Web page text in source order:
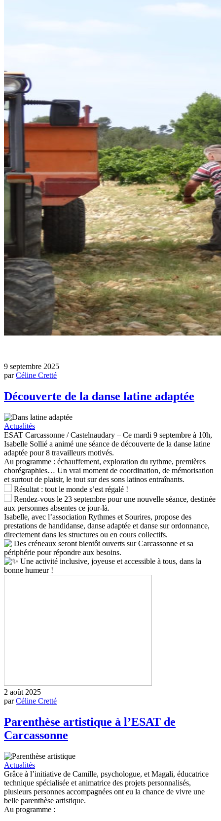
9 septembre 2025
parCéline Cretté
Découverte de la danse latine adaptée
Actualités
ESAT Carcassonne / Castelnaudary – Ce mardi 9 septembre à 10h,
Isabelle Sollié a animé une séance de découverte de la danse latine
adaptée pour 8 travailleurs motivés.
Au programme : échauffement, exploration du rythme, premières
chorégraphies… Un vrai moment de coordination, de mémorisation
et surtout de plaisir, le tout sur des sons latinos entraînants.
Résultat : tout le monde s’est régalé !
Rendez-vous le 23 septembre pour une nouvelle séance, destinée
aux personnes absentes ce jour-là.
Isabelle, avec l’association Rythmes et Sourires, propose des
prestations de handidanse, danse adaptée et danse sur ordonnance,
directement dans les structures ou en cours collectifs.
Des créneaux seront bientôt ouverts sur Carcassonne et sa
périphérie pour répondre aux besoins.
Une activité inclusive, joyeuse et accessible à tous, dans la
bonne humeur !
2 août 2025
parCéline Cretté
Parenthèse artistique à l’ESAT de
Carcassonne
Actualités
Grâce à l’initiative de Camille, psychologue, et Magali, éducatrice
technique spécialisée et animatrice des projets personnalisés,
plusieurs personnes accompagnées ont eu la chance de vivre une
belle parenthèse artistique.
Au programme :